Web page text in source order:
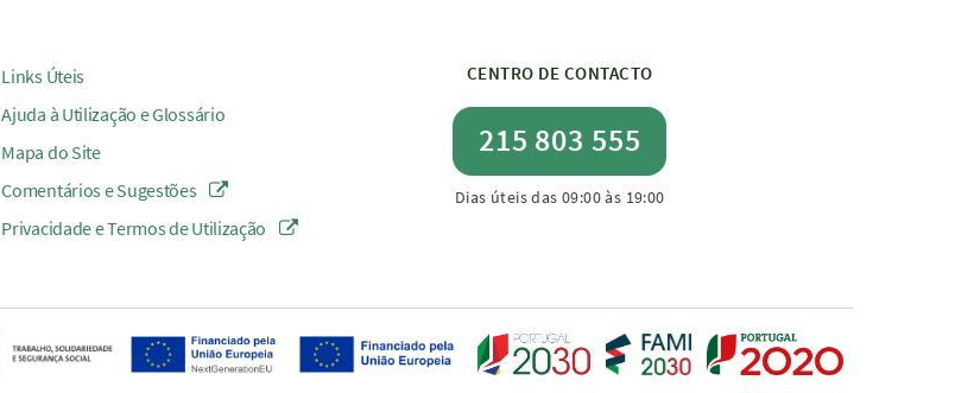
Links Úteis
Ajuda à Utilização e Glossário
Mapa do Site
Comentários e Sugestões
Privacidade e Termos de Utilização
CENTRO DE CONTACTO
215 803 555
Dias úteis das 09:00 às 19:00